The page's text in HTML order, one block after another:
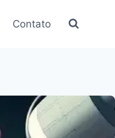
Contato